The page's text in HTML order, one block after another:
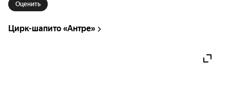
Оценить
Цирк-шапито «Антре»